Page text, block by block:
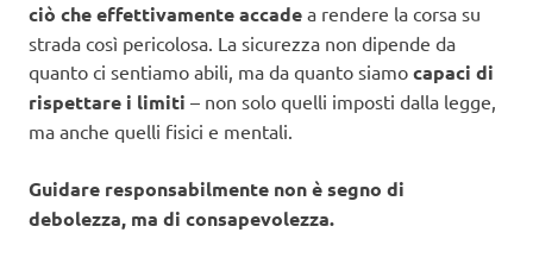
ciò che effettivamente accade a rendere la corsa su
strada così pericolosa. La sicurezza non dipende da
quanto ci sentiamo abili, ma da quanto siamo capaci di
rispettare i limiti – non solo quelli imposti dalla legge,
ma anche quelli fisici e mentali.
Guidare responsabilmente non è segno di
debolezza, ma di consapevolezza.